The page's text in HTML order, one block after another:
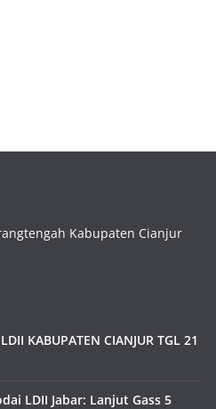
Kabupaten Cianjur
KABUPATEN CIANJUR TGL 21
LDII Jabar: Lanjut Gass 5